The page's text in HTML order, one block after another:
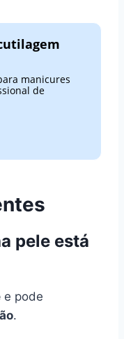
manicures
de
pele está
e pode
.